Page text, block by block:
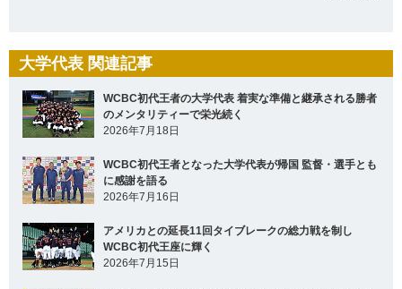
大学代表 関連記事
WCBC初代王者の大学代表 着実な準備と継承される勝者
のメンタリティーで栄光続く
2026年7月18日
WCBC初代王者となった大学代表が帰国 監督・選手とも
に感謝を語る
2026年7月16日
アメリカとの延長11回タイブレークの総力戦を制し
WCBC初代王座に輝く
2026年7月15日